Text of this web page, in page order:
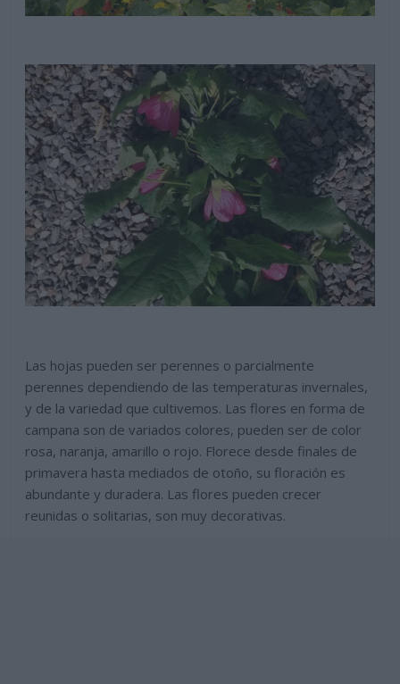
Las hojas pueden ser perennes o parcialmente
perennes dependiendo de las temperaturas invernales,
y de la variedad que cultivemos. Las flores en forma de
campana son de variados colores, pueden ser de color
rosa, naranja, amarillo o rojo. Florece desde finales de
primavera hasta mediados de otoño, su floración es
abundante y duradera. Las flores pueden crecer
reunidas o solitarias, son muy decorativas.